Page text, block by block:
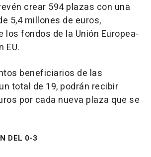
crear 594 plazas con una
5,4 millones de euros,
los fondos de la Unión Europea-
EU.
beneficiarios de las
total de 19, podrán recibir
por cada nueva plaza que se
DEL 0-3